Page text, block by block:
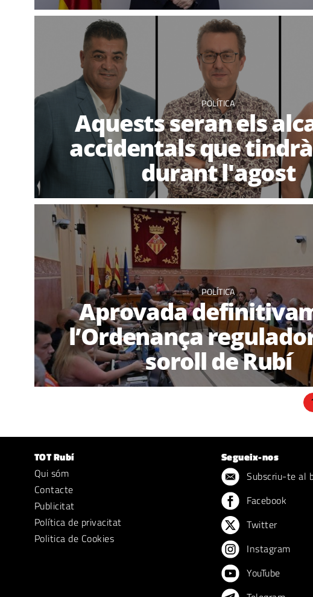
POLÍTICA
Aquests seran els
accidentals que
durant l'agost
POLÍTICA
Aprovada
l’Ordenança
soroll de Rubí
TOT Rubí
Qui sóm
Contacte
Publicitat
Política de privacitat
Politica de Cookies
Segueix-nos
Subscriu-te al
Facebook
Twitter
Instagram
YouTube